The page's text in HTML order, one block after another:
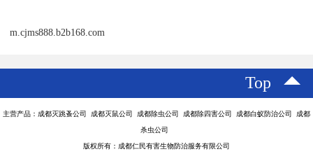
m.cjms888.b2b168.com
Top
主营产品：成都灭跳蚤公司 成都灭鼠公司 成都除虫公司 成都除四害公司 成都白蚁防治公司 成都
杀虫公司
版权所有：成都仁民有害生物防治服务有限公司